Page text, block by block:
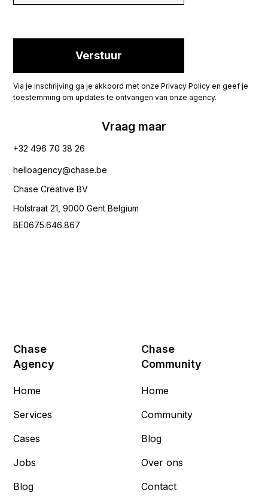
Via je inschrijving ga je akkoord met onze Privacy Policy en geef je
toestemming om updates te ontvangen van onze agency.
Vraag maar
+32 496 70 38 26‬
helloagency@chase.be
Chase Creative BV
Holstraat 21, 9000 Gent Belgium
BE0675.646.867
Chase
Agency
Home
Services
Cases
Jobs
Blog
Chase
Community
Home
Community
Blog
Over ons
Contact